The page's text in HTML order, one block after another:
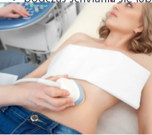
przedmiotów należy
regularne wykonywanie
ćwiczeń,
przenoszenie ciężaru z
podczas stania.